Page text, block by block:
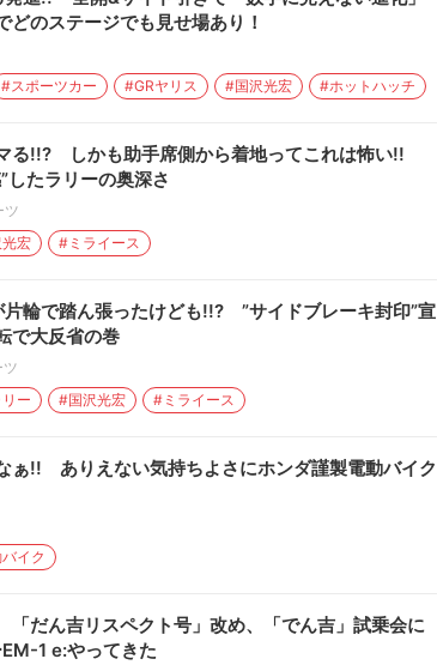
のステージでも見せ場あり！
#スポーツカー #GRヤリス #国沢光宏 #ホットハッチ
る!!? しかも助手席側から着地ってこれは怖い!!
したラリーの奥深さ
ツ
宏 #ミライース
輪で踏ん張ったけども!!? ”サイドブレーキ封印”宣
で大反省の巻
ー #国沢光宏 #ミライース
ぁ!! ありえない気持ちよさにホンダ謹製電動バイク
イク
だん吉リスペクト号」改め、「でん吉」試乗会に
1 e:やってきた